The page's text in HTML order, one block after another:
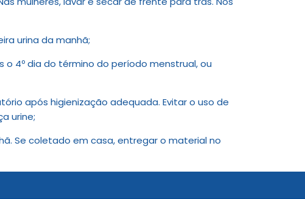
urina da manhã;
o 4º dia do término do período menstrual, ou
após higienização adequada. Evitar o uso de
urine;
Se coletado em casa, entregar o material no